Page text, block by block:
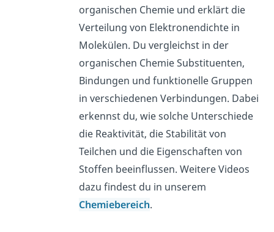
organischen Chemie und erklärt die
Verteilung von Elektronendichte in
Molekülen. Du vergleichst in der
organischen Chemie Substituenten,
Bindungen und funktionelle Gruppen
in verschiedenen Verbindungen. Dabei
erkennst du, wie solche Unterschiede
die Reaktivität, die Stabilität von
Teilchen und die Eigenschaften von
Stoffen beeinflussen. Weitere Videos
dazu findest du in unserem
Chemiebereich.